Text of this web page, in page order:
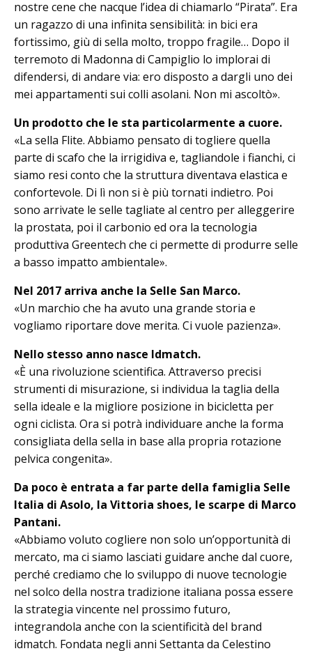
nostre cene che nacque l’idea di chiamarlo “Pira­ta”. Era
un ragazzo di una infinita sensibilità: in bici era
fortissimo, giù di sella molto, troppo fragile… Dopo il
terremoto di Madonna di Campiglio lo implorai di
difendersi, di andare via: ero disposto a dargli uno dei
mei ap­partamenti sui colli asolani. Non mi ascoltò».
Un prodotto che le sta particolarmente a cuore.
«La sella Flite. Abbiamo pensato di togliere quella
parte di scafo che la irrigidiva e, tagliandole i fianchi, ci
siamo resi conto che la struttura diventava elastica e
confortevole. Di lì non si è più tornati indietro. Poi
sono arrivate le selle tagliate al centro per alleggerire
la prostata, poi il carbonio ed ora la tecnologia
produttiva Greentech che ci permette di produrre selle
a basso im­patto ambientale».
Nel 2017 arriva anche la Selle San Mar­co.
«Un marchio che ha avuto una grande storia e
vogliamo riportare dove merita. Ci vuole pazienza».
Nello stesso anno nasce Idmatch.
«È una rivoluzione scientifica. Attra­verso precisi
strumenti di misurazione, si individua la taglia della
sella ideale e la migliore posizione in bicicletta per
ogni ciclista. Ora si potrà individuare an­che la forma
consigliata della sella in base alla propria rotazione
pelvica congenita».
Da poco è entrata a far parte della famiglia Selle
Italia di Asolo, la Vittoria shoes, le scarpe di Marco
Pantani.
«Abbiamo voluto cogliere non solo un’opportunità di
mercato, ma ci siamo lasciati guidare anche dal cuore,
perché crediamo che lo sviluppo di nuove tecnologie
nel solco della nostra tradizione italiana possa essere
la strategia vincente nel prossimo futuro,
integrandola anche con la scientificità del brand
idmatch. Fondata negli anni Settanta da Celestino